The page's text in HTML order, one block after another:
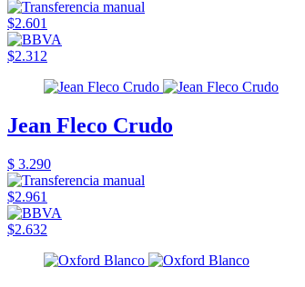
$2.601
$2.312
Jean Fleco Crudo
$ 3.290
$2.961
$2.632